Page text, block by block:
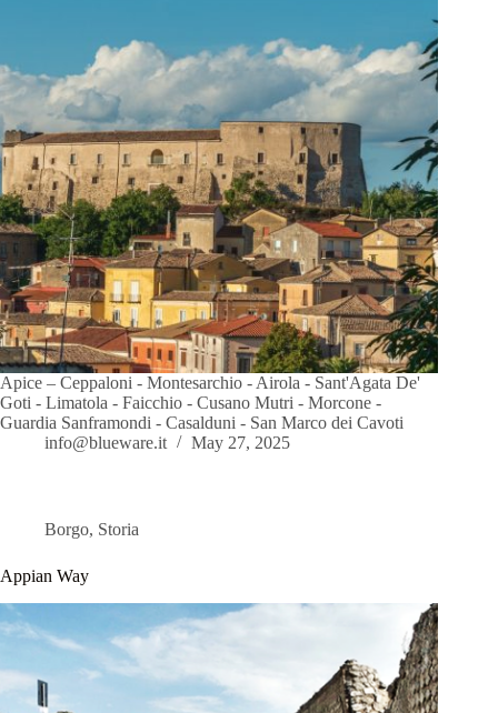
Apice – Ceppaloni - Montesarchio - Airola - Sant'Agata De'
Goti - Limatola - Faicchio - Cusano Mutri - Morcone -
Guardia Sanframondi - Casalduni - San Marco dei Cavoti
info@blueware.it
May 27, 2025
Borgo, Storia
Appian Way